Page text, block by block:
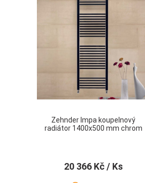
Zehnder Impa koupelnový
radiátor 1400x500 mm chrom
20 366 Kč/ Ks